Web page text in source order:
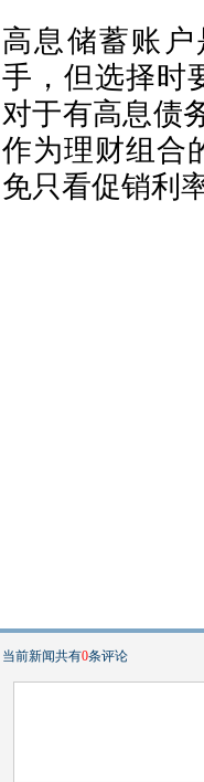
高息储蓄账
手，但选择时
对于有高息债
作为理财组合
免只看促销利
当前新闻共有0条评论